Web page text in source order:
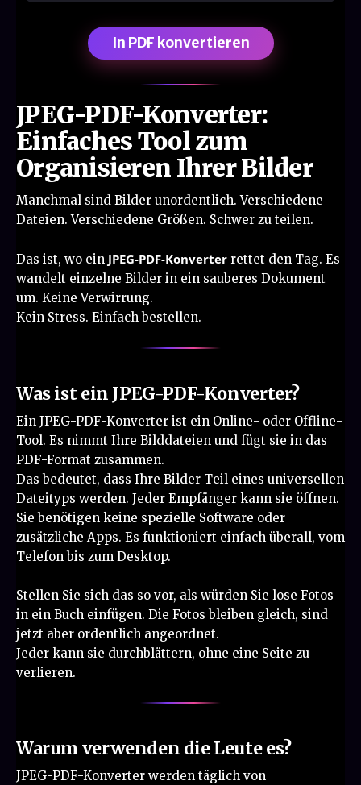
In PDF konvertieren
JPEG-PDF-Konverter:
Einfaches Tool zum
Organisieren Ihrer Bilder
Manchmal sind Bilder unordentlich. Verschiedene
Dateien. Verschiedene Größen. Schwer zu teilen.
Das ist, wo ein JPEG-PDF-Konverter rettet den Tag. Es
wandelt einzelne Bilder in ein sauberes Dokument
um. Keine Verwirrung.
Kein Stress. Einfach bestellen.
Was ist ein JPEG-PDF-Konverter?
Ein JPEG-PDF-Konverter ist ein Online- oder Offline-
Tool. Es nimmt Ihre Bilddateien und fügt sie in das
PDF-Format zusammen.
Das bedeutet, dass Ihre Bilder Teil eines universellen
Dateityps werden. Jeder Empfänger kann sie öffnen.
Sie benötigen keine spezielle Software oder
zusätzliche Apps. Es funktioniert einfach überall, vom
Telefon bis zum Desktop.
Stellen Sie sich das so vor, als würden Sie lose Fotos
in ein Buch einfügen. Die Fotos bleiben gleich, sind
jetzt aber ordentlich angeordnet.
Jeder kann sie durchblättern, ohne eine Seite zu
verlieren.
Warum verwenden die Leute es?
JPEG-PDF-Konverter werden täglich von